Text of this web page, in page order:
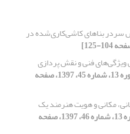
سردر بناهای کاشی‌کاری‌شده در
فنی و نقش پردازی
[دوره 13، شماره 45، 1397، صفحه
مکانی و هویت هنرمند یک
[دوره 13، شماره 46، 1397، صفحه